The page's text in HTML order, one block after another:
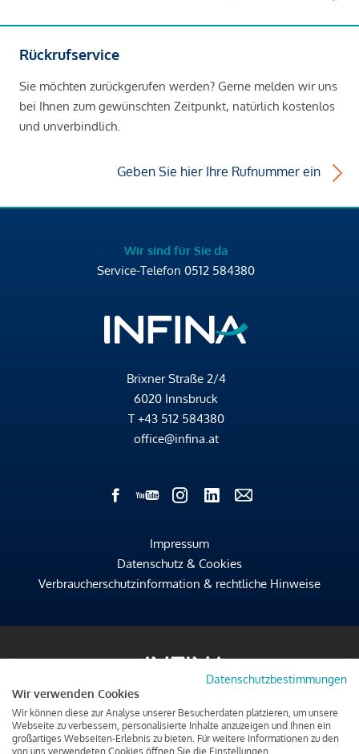
Rückrufservice
Sie möchten zurückgerufen werden? Gerne melden wir uns
bei Ihnen zum gewünschten Zeitpunkt, natürlich kostenlos
und unverbindlich.
Geben Sie hier Ihre Rufnummer ein
Wir sind für Sie da
Service-Telefon 0512 584380
Brixner Straße 2/4
6020 Innsbruck
T +43 512 584380
office@infina.at
Impressum
Datenschutz & Cookies
Verbraucherschutzinformation & rechtliche Hinweise
Datenschutzbestimmungen
Wir verwenden Cookies
Wir können diese zur Analyse unserer Besucherdaten platzieren, um unsere
Webseite zu verbessern, personalisierte Inhalte anzuzeigen und Ihnen ein
großartiges Webseiten-Erlebnis zu bieten. Für weitere Informationen zu den
von uns verwendeten Cookies öffnen Sie die Einstellungen.